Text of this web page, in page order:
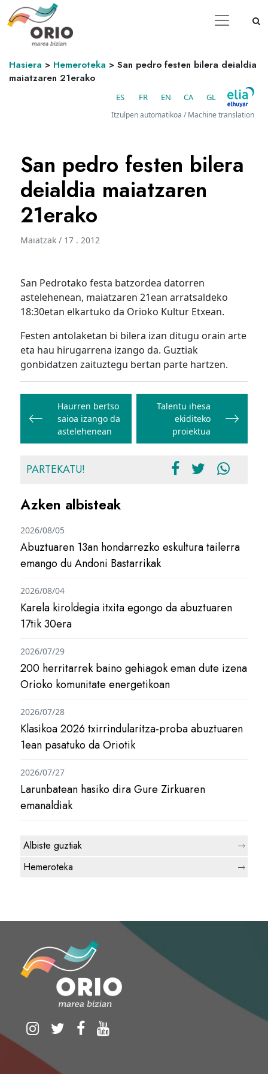
Hasiera > Hemeroteka > San pedro festen bilera deialdia
maiatzaren 21erako
ES FR EN CA GL
Itzulpen automatikoa / Machine translation
San pedro festen bilera
deialdia maiatzaren
21erako
Maiatzak / 17 . 2012
San Pedrotako festa batzordea datorren
astelehenean, maiatzaren 21ean arratsaldeko
18:30etan elkartuko da Orioko Kultur Etxean.
Festen antolaketan bi bilera izan ditugu orain arte
eta hau hirugarrena izango da. Guztiak
gonbidatzen zaituztegu bertan parte hartzen.
Bidalketetan
zehar
nabigatu
Haurren bertso
saioa izango da
astelehenean
Talentu ihesa
ekiditeko
proiektua
PARTEKATU!
Azken albisteak
Abuztuaren 13an hondarrezko eskultura tailerra
emango du Andoni Bastarrikak
2026/08/05
Karela kiroldegia itxita egongo da abuztuaren
17tik 30era
2026/08/04
200 herritarrek baino gehiagok eman dute izena
Orioko komunitate energetikoan
2026/07/29
Klasikoa 2026 txirrindularitza-proba abuztuaren
1ean pasatuko da Oriotik
2026/07/28
Larunbatean hasiko dira Gure Zirkuaren
emanaldiak
2026/07/27
Albiste guztiak
Hemeroteka